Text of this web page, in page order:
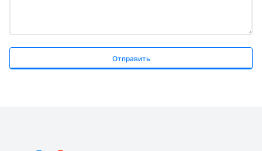
Отправить